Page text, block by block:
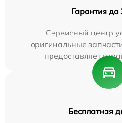
Гарантия до
Сервисный центр
оригинальные
предоставляет
Бесплатная